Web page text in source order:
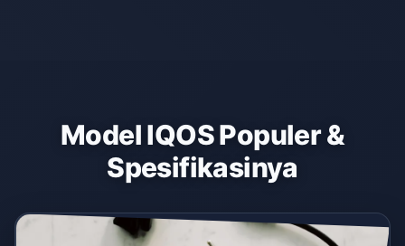
Model IQOS Populer &
Spesifikasinya